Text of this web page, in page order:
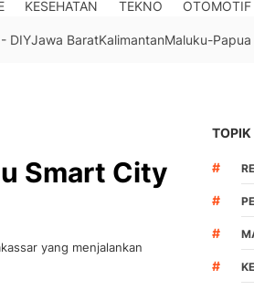
KESEHATAN TEKNO OTOMOTIF
DIYJawa BaratKalimantanMaluku-Papua
Smart City
yang menjalankan
TOPIK
#
#
#
#